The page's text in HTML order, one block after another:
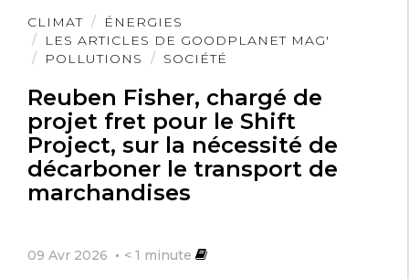
CLIMAT
ÉNERGIES
LES ARTICLES DE GOODPLANET MAG'
POLLUTIONS
SOCIÉTÉ
Reuben Fisher, chargé de
projet fret pour le Shift
Project, sur la nécessité de
décarboner le transport de
marchandises
09 Avr 2026 < 1 minute
Lire
l'article